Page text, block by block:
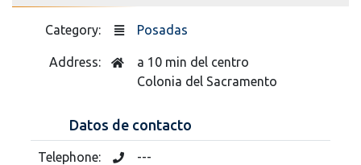
Category: Posadas
Address:
a 10 min del centro
Colonia del Sacramento
Datos de contacto
Telephone: ---